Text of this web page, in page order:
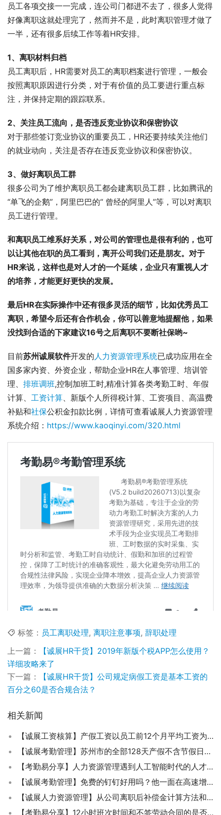
员工各项交接一一完成，连公司门都进不去了，很多人觉得
好像离职这就处理完了，然而并不是，此时离职管理才做了
一半，还有很多后续工作等着HR安排。
1、离职材料归档
员工离职后，HR需要对员工的离职档案进行管理，一般会
按照离职原因进行分类，对于有价值的员工要进行重点标
注，并保持定期的跟踪联系。
2、关注员工流向，是否违反竞业协议和保密协议
对于那些签订竞业协议的重要员工，HR还要持续关注他们
的就业动向，关注是否存在违反竞业协议和保密协议。
3、做好离职员工群
很多公司为了维护离职员工都会建离职员工群，比如腾讯的
“单飞的企鹅”，阿里巴巴的“ 曾经的阿里人”等，可以对离职
员工进行管理。
和离职员工维系好关系，对公司的管理也是很有利的，也可
以让其他在职的员工看到，离开公司我们还是朋友。对于
HR来说，这样也是对人才的一个延续，企业只有重视人才
的培养，才能更好更快的发展。
最后HR在实际操作中还有很多灵活的细节，比如优秀员工
离职，希望今后还有合作机会，你可以善意地提醒他，如果
没找到合适的下家建议16号之后离职不要断社保哟~
目前苏州诚展软件开发的 人力资源管理系统已成功应用在全
国多家内资、外资企业，帮助企业HR在人事管理、培训管
理、 排班调班,控制加班工时,精准计算各类考勤工时、年假
计算、 工资计算 、新版个人所得税计算、工资项目、高温费
补贴和社保公积金扣款比例，详情可查看诚展人力资源管理
系统介绍： https://www.kaoqinyi.com/320.html
标签： 员工离职处理, 离职注意事项, 辞职处理
上一篇：
【诚展HR干货】2019年新版个税APP怎么使用？
详细攻略来了
下一篇：
【诚展HR干货】公司规定病假工资是基本工资的
百分之60是否合规合法？
相关新闻
【诚展工资核算】产假工资以员工前12个月平均工资为基础是否包含津贴？
【诚展考勤管理】苏州市的全部128天产假不含节假日还是计生条例规定增加的30天不含？
【考勤易分享】人力资源管理遇到人工智能时代的人才招聘探讨
【诚展考勤管理】免费的钉钉好用吗？他一面在高速增长一面在践踏办公隐私
【诚展人力资源管理】从公司离职后补偿金计算方法和法律法规是怎样的？
【考勤易分享】12小时班次时间和不签劳动合同的是否违反法律法规？